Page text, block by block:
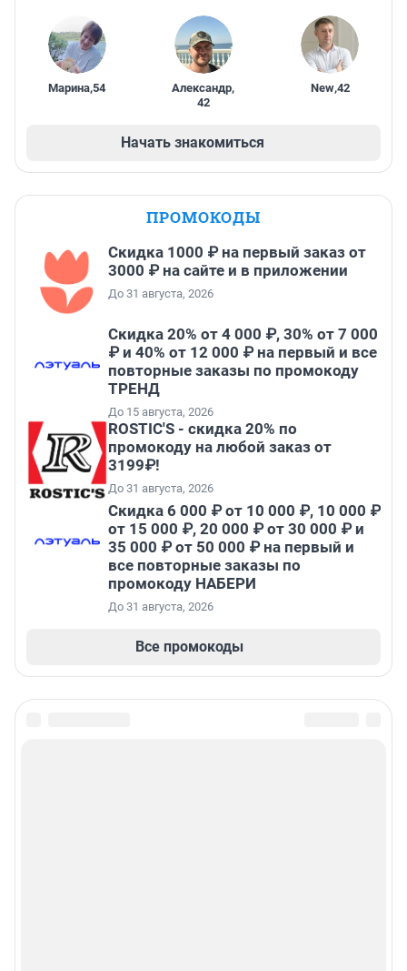
Марина,54 Александр,
42
New,42
Начать знакомиться
ПРОМОКОДЫ
Скидка 1000 ₽ на первый заказ от
3000 ₽ на сайте и в приложении
До 31 августа, 2026
Скидка 20% от 4 000 ₽, 30% от 7 000
₽ и 40% от 12 000 ₽ на первый и все
повторные заказы по промокоду
ТРЕНД
До 15 августа, 2026
ROSTIC'S - скидка 20% по
промокоду на любой заказ от
3199₽!
До 31 августа, 2026
Скидка 6 000 ₽ от 10 000 ₽, 10 000 ₽
от 15 000 ₽, 20 000 ₽ от 30 000 ₽ и
35 000 ₽ от 50 000 ₽ на первый и
все повторные заказы по
промокоду НАБЕРИ
До 31 августа, 2026
Все промокоды